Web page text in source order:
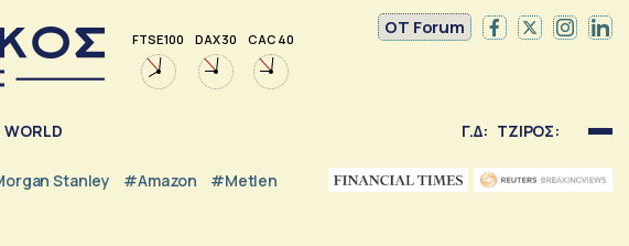
FTSE 100 DAX 30 CAC 40
OT Forum
WORLD Γ.Δ: ΤΖΙΡΟΣ:
Stanley #Amazon #Metlen